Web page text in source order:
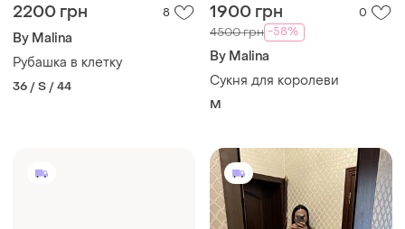
2200 грн 8
By Malina
Рубашка в клетку
36 / S / 44
1900 грн 0
4500 грн -58%
By Malina
Сукня для королеви
M